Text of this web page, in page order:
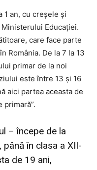
1 an, cu creșele și
Educației.
care face parte
România. De la 7 la 13
primar de la noi
este între 13 și 16
aici partea aceasta de
primară”.
– începe de la
în clasa a XII-
de 19 ani,